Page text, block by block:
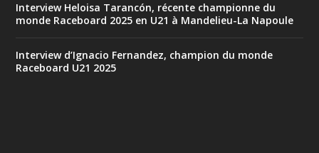
Interview Heloisa Tarancón, récente championne du
monde Raceboard 2025 en U21 à Mandelieu-La Napoule
Interview d’Ignacio Fernandez, champion du monde
Raceboard U21 2025